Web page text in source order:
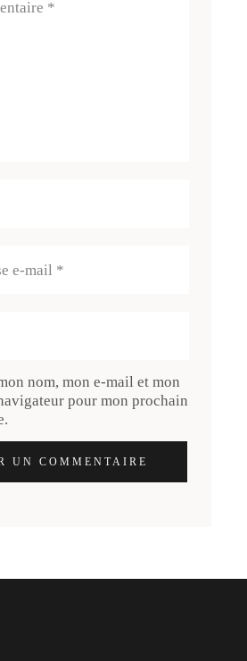
nom, mon e-mail et mon
pour mon prochain
UN COMMENTAIRE